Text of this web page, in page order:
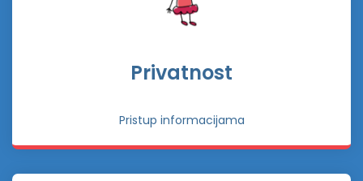
Privatnost
Pristup informacijama